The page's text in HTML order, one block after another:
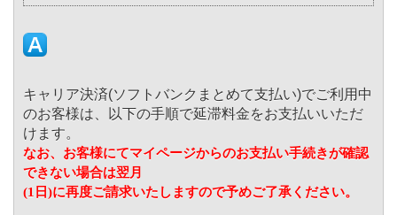
キャリア決済(ソフトバンクまとめて支払い)でご利用中
のお客様は、以下の手順で延滞料金をお支払いいただ
けます。
なお、お客様にてマイページからのお支払い手続きが確認
できない場合は翌月
(1 日)に再度ご請求いたしますので予めご了承ください。